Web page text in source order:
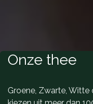
Onze thee
Groene, Zwarte,